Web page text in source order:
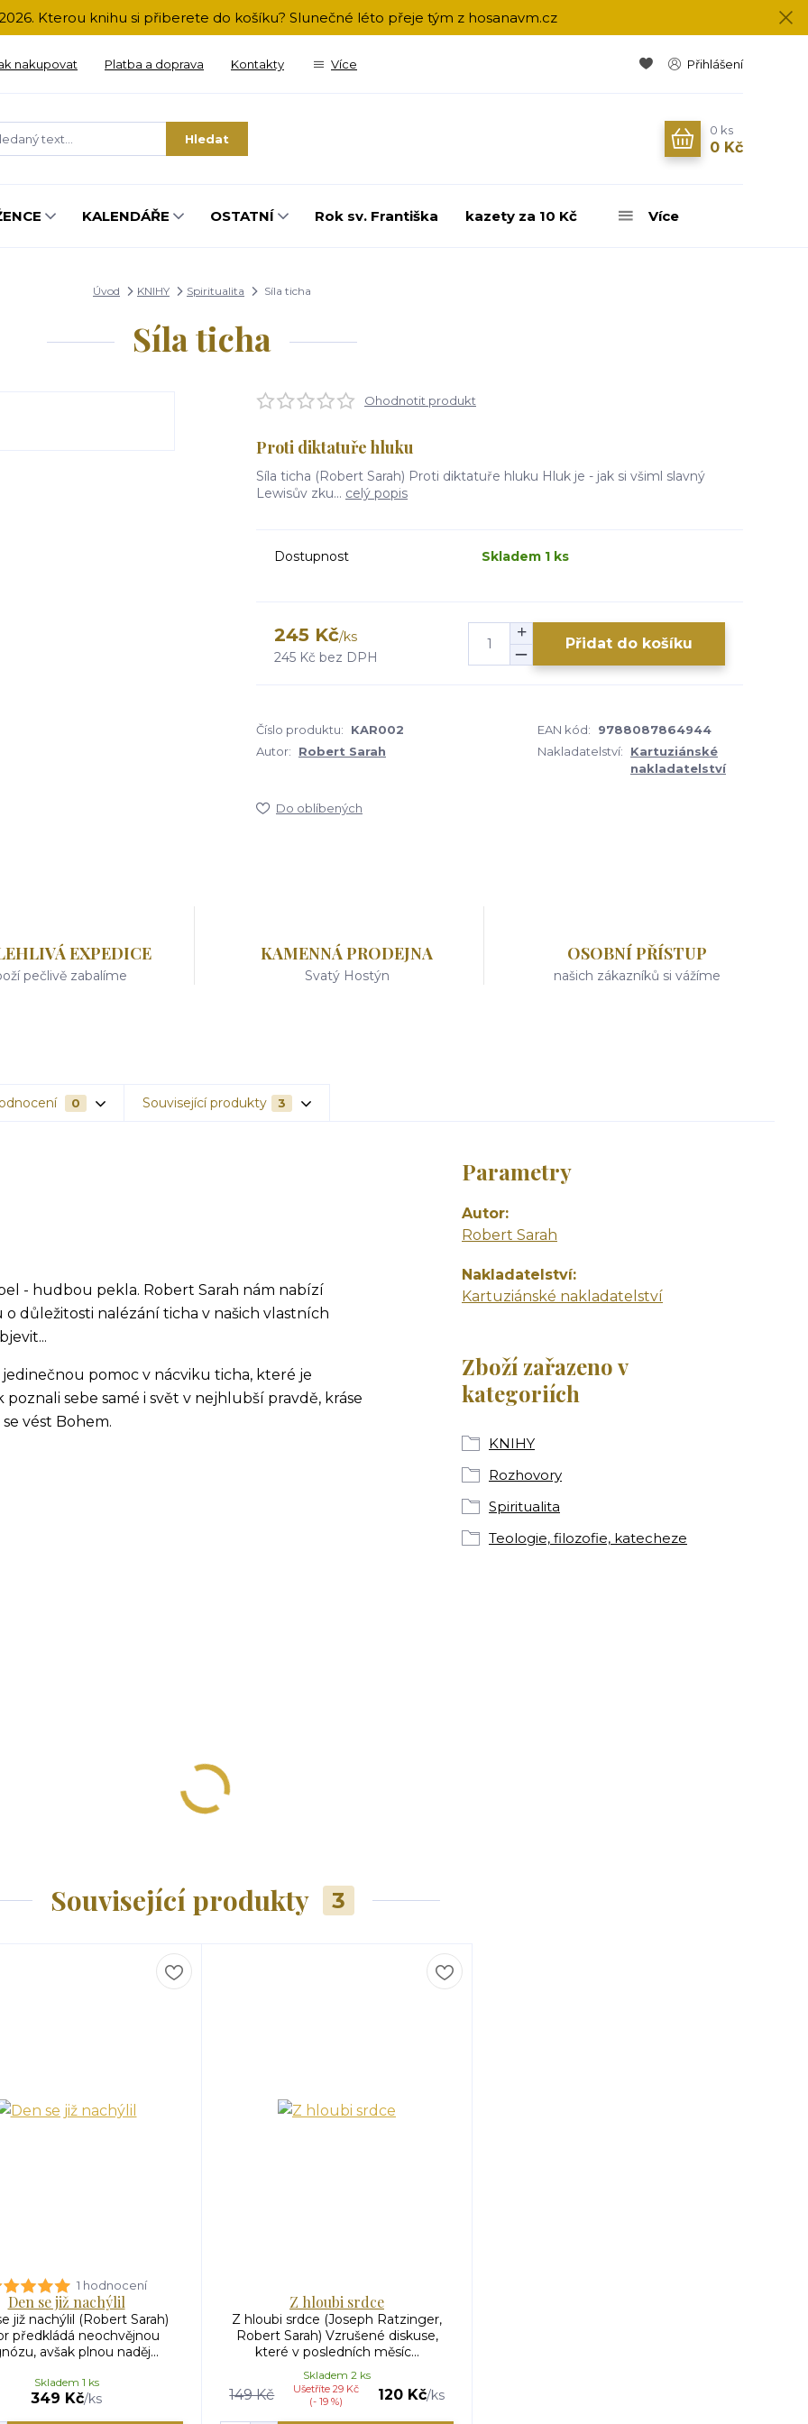
Kterou knihu si přiberete do košíku? Slunečné léto přeje tým z hosanavm.cz
nakupovat Platba a doprava Kontakty Více Přihlášení
Hledat
0 ks
0 Kč
KALENDÁŘE OSTATNÍ Rok sv. Františka kazety za 10 Kč Více
Úvod KNIHY Spiritualita Síla ticha
Síla ticha
Ohodnotit produkt
Proti diktatuře hluku
Síla ticha (Robert Sarah) Proti diktatuře hluku Hluk je - jak si všiml slavný
Lewisův zku... celý popis
Dostupnost Skladem 1 ks
245 Kč/ks
245 Kč bez DPH
Přidat do košíku
Číslo produktu: KAR002 EAN kód:
9788087864944
Autor:
Robert Sarah Nakladatelství:
Kartuziánské
nakladatelství
Do oblíbených
EXPEDICE
pečlivě zabalíme
KAMENNÁ PRODEJNA
Svatý Hostýn
OSOBNÍ PŘÍSTUP
našich zákazníků si vážíme
0 Související produkty 3
- hudbou pekla. Robert Sarah nám nabízí
důležitosti nalézání ticha v našich vlastních
pomoc v nácviku ticha, které je
sebe samé i svět v nejhlubší pravdě, kráse
vést Bohem.
Parametry
Autor
Robert Sarah
Nakladatelství
Kartuziánské nakladatelství
Zboží zařazeno v
kategoriích
KNIHY
Rozhovory
Spiritualita
Teologie, filozofie, katecheze
Související produkty 3
1 hodnocení
Den se již nachýlil
již nachýlil (Robert Sarah)
předkládá neochvějnou
avšak plnou naděj...
349 Kč/ks
Skladem 1 ks
Z hloubi srdce
Z hloubi srdce (Joseph Ratzinger,
Robert Sarah) Vzrušené diskuse,
které v posledních měsíc...
149 Kč
Ušetříte 29 Kč
(- 19 %)
120 Kč/ks
Skladem 2 ks